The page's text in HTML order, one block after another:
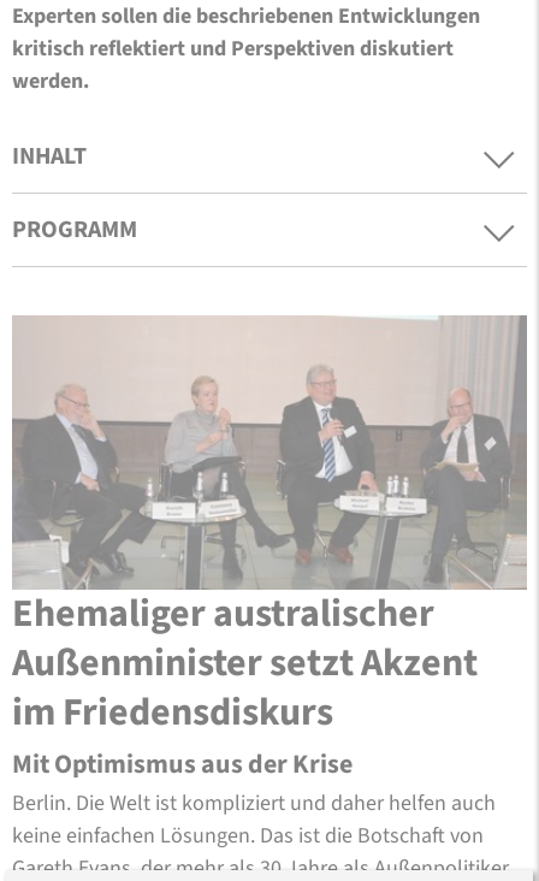
Experten sollen die beschriebenen Entwicklungen
kritisch reflektiert und Perspektiven diskutiert
werden.
INHALT
PROGRAMM
Ehemaliger australischer
Außenminister setzt Akzent
im Friedensdiskurs
Mit Optimismus aus der Krise
Berlin. Die Welt ist kompliziert und daher helfen auch
keine einfachen Lösungen. Das ist die Botschaft von
Gareth Evans, der mehr als 30 Jahre als Außenpolitiker